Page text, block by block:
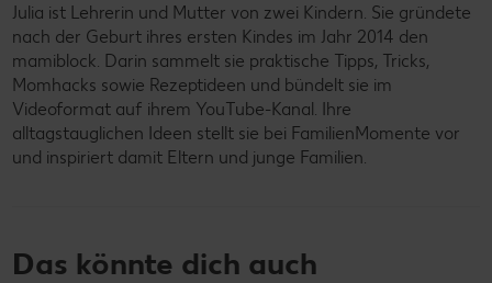
Julia ist Lehrerin und Mutter von zwei Kindern. Sie gründete
nach der Geburt ihres ersten Kindes im Jahr 2014 den
mamiblock. Darin sammelt sie praktische Tipps, Tricks,
Momhacks sowie Rezeptideen und bündelt sie im
Videoformat auf ihrem YouTube-Kanal. Ihre
alltagstauglichen Ideen stellt sie bei FamilienMomente vor
und inspiriert damit Eltern und junge Familien.
Das könnte dich auch